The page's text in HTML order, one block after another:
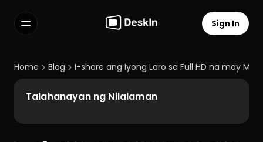
FAQs
Select Language
Sign In
Home Blog I-share ang Iyong Laro sa Full HD na may
Talahanayan ng Nilalaman